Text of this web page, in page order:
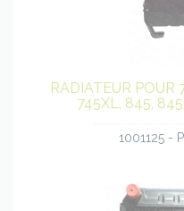
RADIATEUR POUR
745XL, 845,
1001125 -